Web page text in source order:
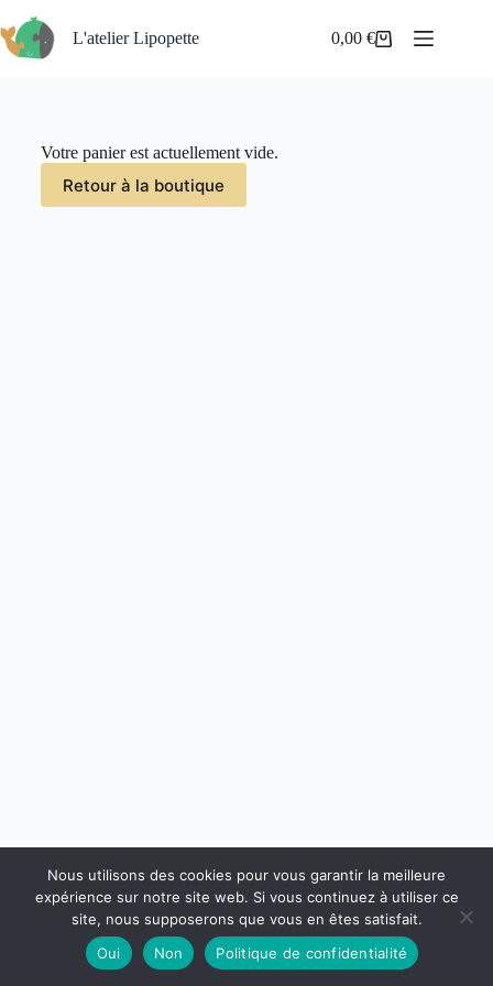
L'atelier Lipopette 0,00€
Votre panier est actuellement vide.
Retour à la boutique
Mentions légales
Contactez nous
Copyright © 2026 - Thème WordPress parCreative Themes
Nous utilisons des cookies pour vous garantir la meilleure
expérience sur notre site web. Si vous continuez à utiliser ce
site, nous supposerons que vous en êtes satisfait.
Oui
Non Politique de confidentialité